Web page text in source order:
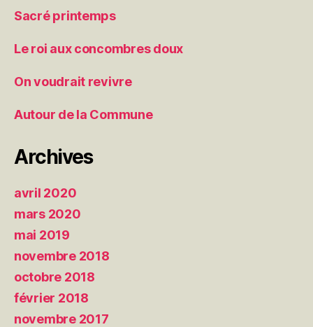
Sacré printemps
Le roi aux concombres doux
On voudrait revivre
Autour de la Commune
Archives
avril 2020
mars 2020
mai 2019
novembre 2018
octobre 2018
février 2018
novembre 2017